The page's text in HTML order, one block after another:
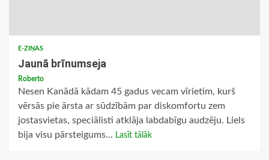
E-ZIŅAS
Jaunā brīnumseja
Roberto
Nesen Kanādā kādam 45 gadus vecam vīrietim, kurš
vērsās pie ārsta ar sūdzībām par diskomfortu zem
jostasvietas, speciālisti atklāja labdabīgu audzēju. Liels
bija visu pārsteigums... Lasīt tālāk